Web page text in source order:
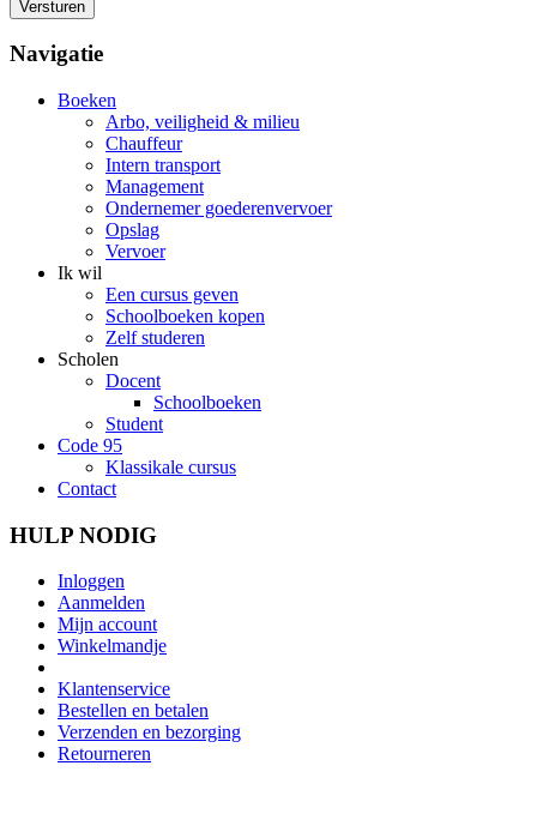
Versturen
Navigatie
Boeken
Arbo, veiligheid & milieu
Chauffeur
Intern transport
Management
Ondernemer goederenvervoer
Opslag
Vervoer
Ik wil
Een cursus geven
Schoolboeken kopen
Zelf studeren
Scholen
Docent
Schoolboeken
Student
Code 95
Klassikale cursus
Contact
HULP NODIG
Inloggen
Aanmelden
Mijn account
Winkelmandje
Klantenservice
Bestellen en betalen
Verzenden en bezorging
Retourneren